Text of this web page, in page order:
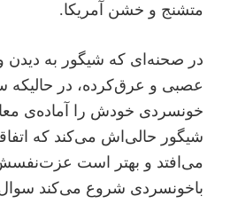
متشنج و خشن آمریکا.
در صحنه‌ای که شیگور به دیدن
عصبی و عرق‌کرده، در حالیکه
خونسردی خودش را آماده‌ی
شیگور حالی‌اش می‌کند که
می‌افتد و بهتر است
با‌خونسردی شروع می‌کند